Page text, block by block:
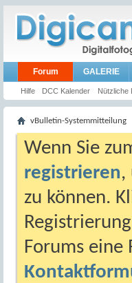
Forum
Hilfe DCC Kalender Nützliche
GALERIE
vBulletin-Systemmitteilung
Wenn Sie
registrieren,
zu können.
Forums eine